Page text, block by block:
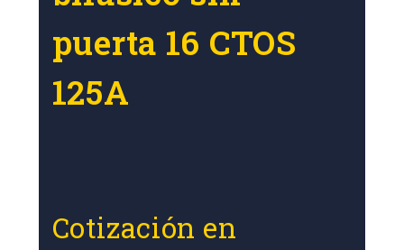
puerta 16 CTOS
125A
Cotización en